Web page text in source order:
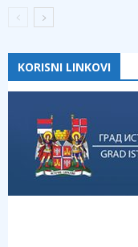
KORISNI LINKOVI